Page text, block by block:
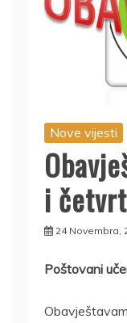
Nove vijesti
i
24 Novembra,
Poštovani